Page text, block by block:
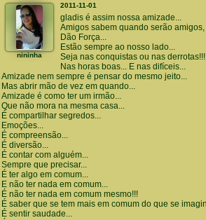
nininha
2011-11-01
gladis é assim nossa amizade...
Amigos sabem quando serão
Dão Força...
Estão sempre ao nosso lado...
Seja nas conquistas ou nas derrotas!!!
Nas horas boas... E nas difíceis...
Amizade nem sempre é pensar do mesmo jeito...
Mas abrir mão de vez em quando...
Amizade é como ter um irmão...
Que não mora na mesma casa...
É compartilhar segredos...
Emoções...
É compreensão...
É diversão...
É contar com alguém...
Sempre que precisar...
É ter algo em comum...
E não ter nada em comum...
É não ter nada em comum mesmo!!!
É saber que se tem mais em comum do que se
É sentir saudade...